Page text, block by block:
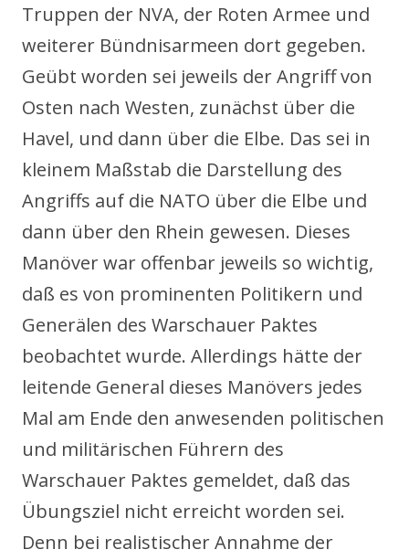
Truppen der NVA, der Roten Armee und
weiterer Bündnisarmeen dort gegeben.
Geübt worden sei jeweils der Angriff von
Osten nach Westen, zunächst über die
Havel, und dann über die Elbe. Das sei in
kleinem Maßstab die Darstellung des
Angriffs auf die NATO über die Elbe und
dann über den Rhein gewesen. Dieses
Manöver war offenbar jeweils so wichtig,
daß es von prominenten Politikern und
Generälen des Warschauer Paktes
beobachtet wurde. Allerdings hätte der
leitende General dieses Manövers jedes
Mal am Ende den anwesenden politischen
und militärischen Führern des
Warschauer Paktes gemeldet, daß das
Übungsziel nicht erreicht worden sei.
Denn bei realistischer Annahme der